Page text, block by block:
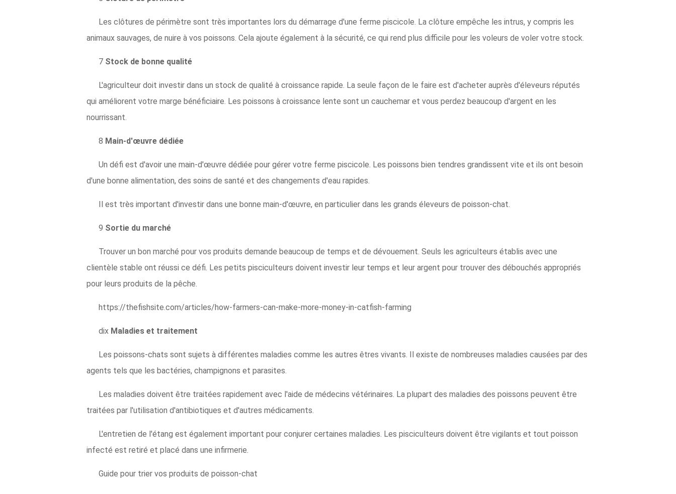
Les clôtures de périmètre sont très importantes lors du démarrage d'une ferme piscicole. La clôture empêche les intrus, y compris les
animaux sauvages, de nuire à vos poissons. Cela ajoute également à la sécurité, ce qui rend plus difficile pour les voleurs de voler votre stock.
7 Stock de bonne qualité
L'agriculteur doit investir dans un stock de qualité à croissance rapide. La seule façon de le faire est d'acheter auprès d'éleveurs réputés
qui améliorent votre marge bénéficiaire. Les poissons à croissance lente sont un cauchemar et vous perdez beaucoup d'argent en les
nourrissant.
8 Main-d'œuvre dédiée
Un défi est d'avoir une main-d'œuvre dédiée pour gérer votre ferme piscicole. Les poissons bien tendres grandissent vite et ils ont besoin
d'une bonne alimentation, des soins de santé et des changements d'eau rapides.
Il est très important d'investir dans une bonne main-d'œuvre, en particulier dans les grands éleveurs de poisson-chat.
9 Sortie du marché
Trouver un bon marché pour vos produits demande beaucoup de temps et de dévouement. Seuls les agriculteurs établis avec une
clientèle stable ont réussi ce défi. Les petits pisciculteurs doivent investir leur temps et leur argent pour trouver des débouchés appropriés
pour leurs produits de la pêche.
https://thefishsite.com/articles/how-farmers-can-make-more-money-in-catfish-farming
dix Maladies et traitement
Les poissons-chats sont sujets à différentes maladies comme les autres êtres vivants. Il existe de nombreuses maladies causées par des
agents tels que les bactéries, champignons et parasites.
Les maladies doivent être traitées rapidement avec l'aide de médecins vétérinaires. La plupart des maladies des poissons peuvent être
traitées par l'utilisation d'antibiotiques et d'autres médicaments.
L'entretien de l'étang est également important pour conjurer certaines maladies. Les pisciculteurs doivent être vigilants et tout poisson
infecté est retiré et placé dans une infirmerie.
Guide pour trier vos produits de poisson-chat